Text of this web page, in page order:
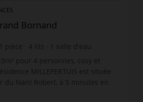
Bornand
pièce 4 lits
salle d'eau
pour 4 personnes, cosy et
MILLEPERTUIS est située
du Nant Robert, à 5 minutes en